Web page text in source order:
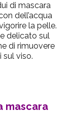
di mascara
dell’acqua
la pelle.
delicato sul
di rimuovere
sul viso.
mascara